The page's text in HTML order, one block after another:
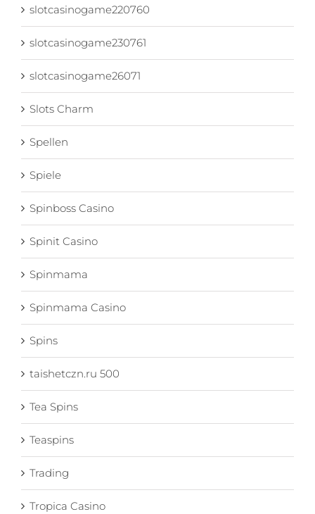
slotcasinogame220760
slotcasinogame230761
slotcasinogame26071
Slots Charm
Spellen
Spiele
Spinboss Casino
Spinit Casino
Spinmama
Spinmama Casino
Spins
taishetczn.ru 500
Tea Spins
Teaspins
Trading
Tropica Casino